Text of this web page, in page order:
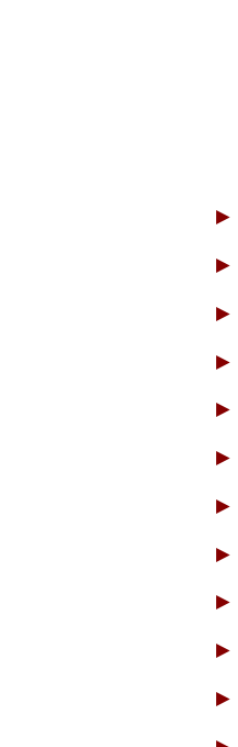
►
►
►
►
►
►
►
►
►
►
►